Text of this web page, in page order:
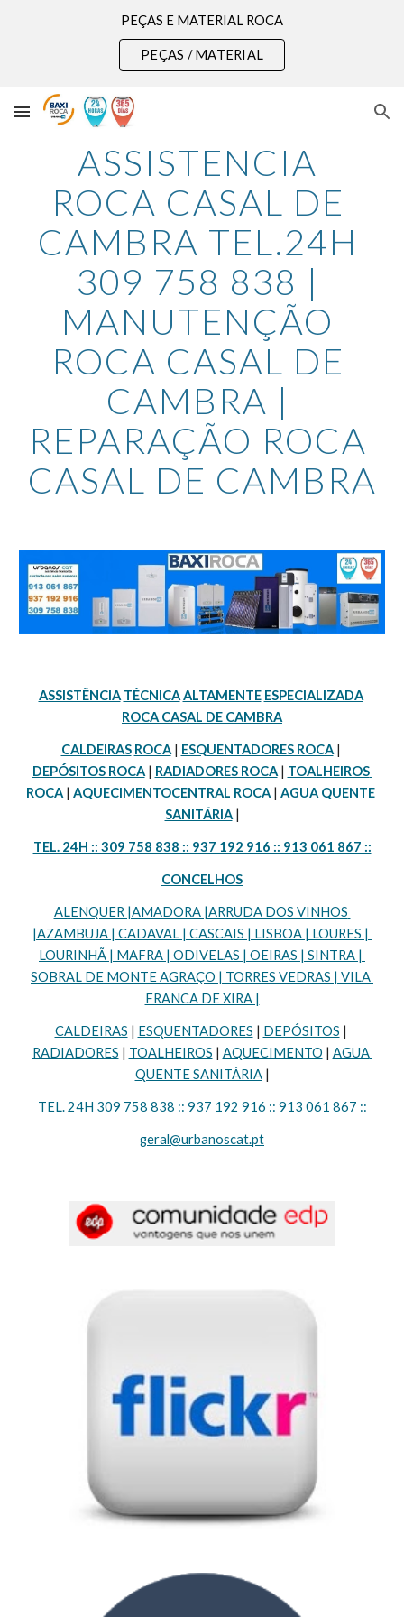
Skip to main content
PEÇAS E MATERIAL ROCA
PEÇAS / MATERIAL
ASSISTENCIA
ROCA CASAL DE
CAMBRA TEL.24H
309 758 838 |
MANUTENÇÃO
ROCA CASAL DE
CAMBRA |
REPARAÇÃO ROCA
CASAL DE CAMBRA
ASSISTÊNCIA TÉCNICA ALTAMENTE ESPECIALIZADA
ROCA CASAL DE CAMBRA
CALDEIRAS ROCA | ESQUENTADORES ROCA
DEPÓSITOS ROCA | RADIADORES ROCA | TOALHEIROS
ROCA | AQUECIMENTOCENTRAL ROCA | AGUA QUENTE
SANITÁRIA |
TEL. 24H :: 309 758 838 :: 937 192 916 :: 913 061 867 ::
CONCELHOS
ALENQUER |AMADORA |ARRUDA DOS VINHOS
|AZAMBUJA | CADAVAL | CASCAIS | LISBOA | LOURES |
LOURINHÃ | MAFRA | ODIVELAS | OEIRAS | SINTRA |
SOBRAL DE MONTE AGRAÇO | TORRES VEDRAS | VILA
FRANCA DE XIRA |
CALDEIRAS | ESQUENTADORES | DEPÓSITOS
RADIADORES | TOALHEIROS | AQUECIMENTO | AGUA
QUENTE SANITÁRIA |
TEL. 24H 309 758 838 :: 937 192 916 :: 913 061 867 ::
geral@urbanoscat.pt